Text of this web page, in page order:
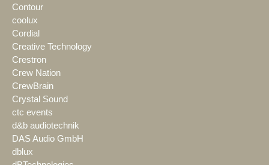
Contour
coolux
Cordial
Creative Technology
Crestron
Crew Nation
CrewBrain
Crystal Sound
ctc events
d&b audiotechnik
DAS Audio GmbH
dblux